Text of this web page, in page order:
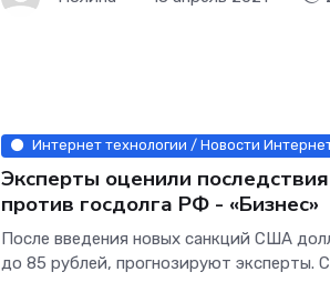
Интернет технологии / Новости
Эксперты оценили
против госдолга РФ - «Бизнес»
После введения новых санкций США
до 85 рублей, прогнозируют эксперты.